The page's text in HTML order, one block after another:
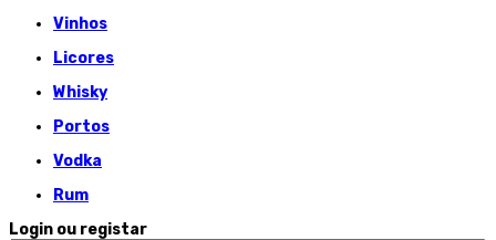
Vinhos
Licores
Whisky
Portos
Vodka
Rum
Login ou registar